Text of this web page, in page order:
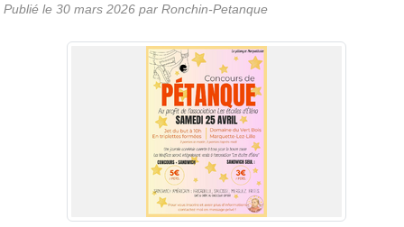
Publié le 30 mars 2026 par Ronchin-Petanque